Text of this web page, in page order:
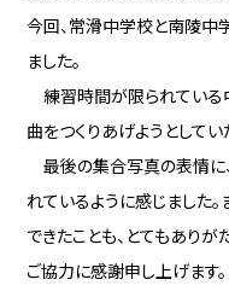
今回、常滑中学校と南陵中
ました。
練習時間が限られている
曲をつくりあげようとして
最後の集合写真の表情に
れているように感じました
できたことも、とてもあり
ご協力に感謝申し上げます。